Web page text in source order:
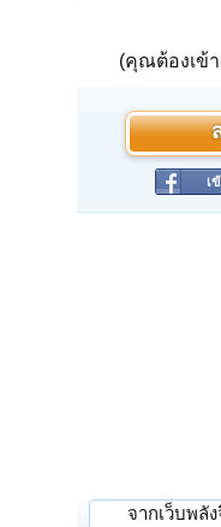
(คุณต้องเข้
เ
จากเว็บพลั